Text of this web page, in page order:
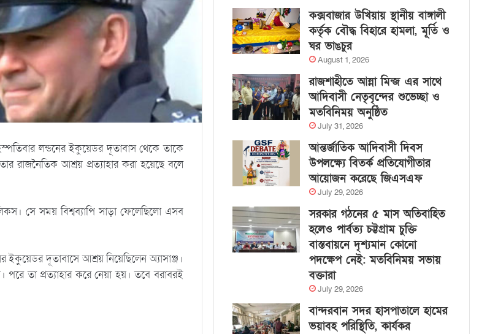
লন্ডনের ইকুয়েডর দূতাবাস থেকে তাকে
রাজনৈতিক আশ্রয় প্রত্যাহার করা হয়েছে বলে
সে সময় বিশ্বব্যাপি সাড়া ফেলেছিলো এসব
দূতাবাসে আশ্রয় নিয়েছিলেন অ্যাসাঞ্জ।
তা প্রত্যাহার করে নেয়া হয়। তবে বরাবরই
কক্সবাজার উখিয়ায় স্থানীয় বাঙ্গালী
কর্তৃক বৌদ্ধ বিহারে হামলা, মূর্তি ও
ঘর ভাঙচুর
August 1, 2026
রাজশাহীতে আন্না মিন্জ এর সাথে
আদিবাসী নেতৃবৃন্দের শুভেচ্ছা ও
মতবিনিময় অনুষ্ঠিত
July 31, 2026
আন্তর্জাতিক আদিবাসী দিবস
উপলক্ষ্যে বিতর্ক প্রতিযোগীতার
আয়োজন করেছে জিএসএফ
July 29, 2026
সরকার গঠনের ৫ মাস অতিবাহিত
হলেও পার্বত্য চট্টগ্রাম চুক্তি
বাস্তবায়নে দৃশ্যমান কোনো
পদক্ষেপ নেই: মতবিনিময় সভায়
বক্তারা
July 29, 2026
বান্দরবান সদর হাসপাতালে হামের
ভয়াবহ পরিস্থিতি, কার্যকর